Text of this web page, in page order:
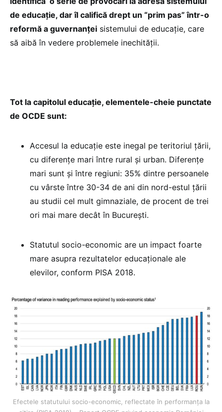
de educație, dar îl califică drept un “prim pas” într-o
reformă a guvernanței sistemului de educație, care
să aibă în vedere problemele inechității.
Tot la capitolul educație, elementele-cheie punctate
de OCDE sunt:
Accesul la educație este inegal pe teritoriul țării,
cu diferențe mari între rural și urban. Diferențe
mari sunt și între regiuni: 35% dintre persoanele
cu vârste între 30-34 de ani din nord-estul țării
au studii cel mult gimnaziale, de procent de trei
ori mai mare decât în București.
Statutul socio-economic are un impact foarte
mare asupra rezultatelor educaționale ale
elevilor, conform PISA 2018.
Efectele statutului socio-economic, reflectate în performanța la